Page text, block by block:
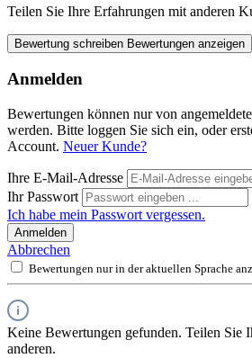
Teilen Sie Ihre Erfahrungen mit anderen
Bewertung schreiben Bewertungen anzeigen
Anmelden
Bewertungen können nur von
werden. Bitte loggen Sie sich ein, oder
Account. Neuer Kunde?
Ihre E-Mail-Adresse
Ihr Passwort
Ich habe mein Passwort vergessen.
Anmelden
Abbrechen
Bewertungen nur in der aktuellen Sprache
Keine Bewertungen gefunden. Teilen Sie
anderen.